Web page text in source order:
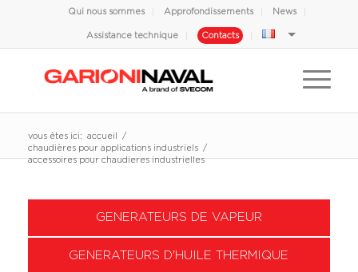
Qui nous sommes Approfondissements News
Assistance technique Contacts
vous êtes ici: accueil
/
chaudières pour applications industriels
/
accessoires pour chaudieres industrielles
GENERATEURS DE VAPEUR
GENERATEURS D'HUILE THERMIQUE